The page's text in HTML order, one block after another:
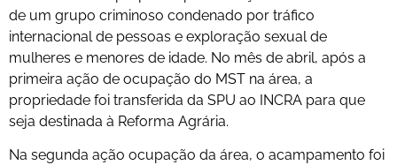
de um grupo criminoso condenado por tráfico
internacional de pessoas e exploração sexual de
mulheres e menores de idade. No mês de abril, após a
primeira ação de ocupação do MST na área, a
propriedade foi transferida da SPU ao INCRA para que
seja destinada à Reforma Agrária.
Na segunda ação ocupação da área, o acampamento foi